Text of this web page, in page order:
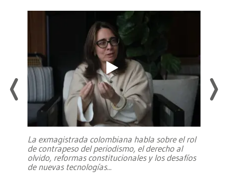
La exmagistrada colombiana habla sobre el rol
de contrapeso del periodismo, el derecho al
olvido, reformas constitucionales y los desafíos
de nuevas tecnologías...